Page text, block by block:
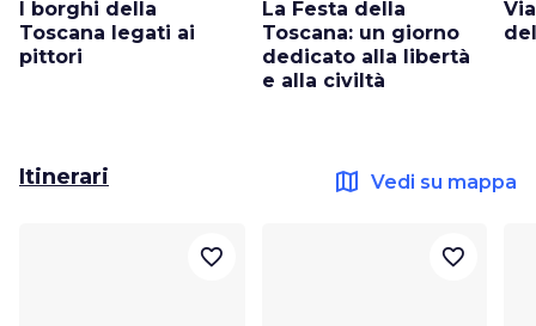
I borghi della
Toscana legati ai
pittori
La Festa della
Toscana: un giorno
dedicato alla libertà
e alla civiltà
Itinerari map Vedi su mappa
favorite_border favorite_border